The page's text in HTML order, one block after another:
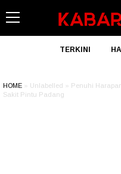
TERKINI
HOME » Unlabelled » Penuhi
Sakit Pintu Padang